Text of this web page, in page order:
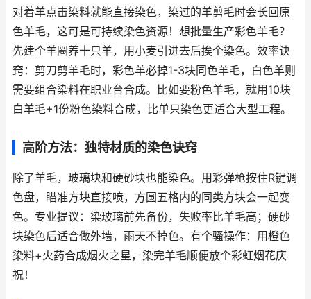
对着羊点击染料就能直接染色，染过的羊剪毛时会长回原
色羊毛，这可是可持续染色资源！想批量生产彩色羊毛？
先建个羊圈养十只羊，用小麦引进去后挨个染色。 效率诀
窍 ：剪刀剪羊毛时，彩色羊必掉1-3块同色羊毛，白色羊则
需要组合染料在职业台合成。比如要粉色羊毛，就用10块
白羊毛+1份粉色染料合成，比单只染色更适合大型工程。
高阶方法：独特材质的染色诀窍
除了羊毛，玻璃块和硬砂块也能染色。用彩弹枪按住R键调
色盘，瞄准方块直接喷，方圆五格内的同类方块会一起变
色。 专业提议 ：染玻璃前先备份，失败率比羊毛高；硬砂
块染色后适合做外墙，雨天不掉色。有个骚操作：用橙色
染料+火药合成烟火之星，染完羊毛顺便放个彩虹烟花庆
祝！